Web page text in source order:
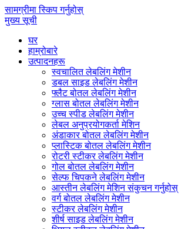
सामग्रीमा स्किप गर्नुहोस्
मुख्य सूची
घर
हाम्रोबारे
उत्पादनहरू
स्वचालित लेबलिंग मेशीन
डबल साइड लेबलिंग मेशीन
फ्लैट बोतल लेबलिंग मेशीन
ग्लास बोतल लेबलिंग मेशीन
उच्च स्पीड लेबलिंग मेशीन
लेबल अनुप्रयोगकर्ता मेशिन
अंडाकार बोतल लेबलिंग मेशीन
प्लास्टिक बोतल लेबलिंग मेशीन
रोटरी स्टीकर लेबलिंग मेशीन
गोल बोतल लेबलिंग मेशीन
सेल्फ चिपकने लेबलिंग मेशीन
आस्तीन लेबलिंग मेशिन संकुचन गर्नुहोस्
वर्ग बोतल लेबलिंग मेशीन
स्टीकर लेबलिंग मेशीन
शीर्ष साइड लेबलिंग मेशीन